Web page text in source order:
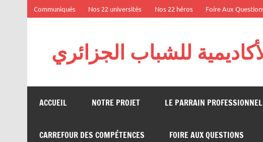
Communiqués Nos 22 universités Nos 22 héros Foire Aux
للشباب الجزائري
ACCUEIL NOTRE PROJET LE PARRAIN PROFESSIONNEL
CARREFOUR DES COMPÉTENCES FOIRE AUX QUESTIONS